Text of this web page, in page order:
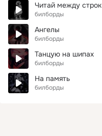
Читай между строк
билборды
Ангелы
билборды
Танцую на шипах
билборды
На память
билборды